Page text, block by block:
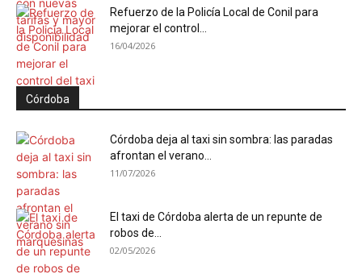
Refuerzo de la Policía Local de Conil para
mejorar el control...
16/04/2026
Córdoba
Córdoba deja al taxi sin sombra: las paradas
afrontan el verano...
11/07/2026
El taxi de Córdoba alerta de un repunte de
robos de...
02/05/2026